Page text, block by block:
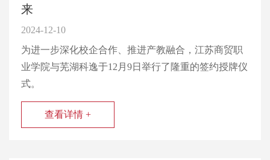
来
2024-12-10
为进一步深化校企合作、推进产教融合，江苏商贸职
业学院与芜湖科逸于12月9日举行了隆重的签约授牌仪
式。
查看详情 +